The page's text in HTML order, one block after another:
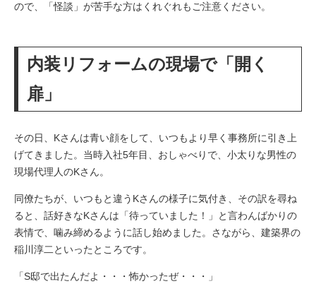
ので、「怪談」が苦手な方はくれぐれもご注意ください。
内装リフォームの現場で「開く
扉」
その日、Kさんは青い顔をして、いつもより早く事務所に引き上
げてきました。当時入社5年目、おしゃべりで、小太りな男性の
現場代理人のKさん。
同僚たちが、いつもと違うKさんの様子に気付き、その訳を尋ね
ると、話好きなKさんは「待っていました！」と言わんばかりの
表情で、噛み締めるように話し始めました。さながら、建築界の
稲川淳二といったところです。
「S邸で出たんだよ・・・怖かったぜ・・・」